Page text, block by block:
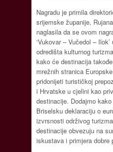
Nagradu je primila
srijemske županije,
naglasila da se ovom
‘Vukovar – Vučedol –
odredišta kulturnog
kako će destinacija
mrežnih stranica
pridonijeti turističkoj
i Hrvatske u cjelini kao
destinacije. Dodajmo
Briselsku deklaraciju o
izvrsnosti održivog
destinacije obvezuju na
iskustava i primjera dobre